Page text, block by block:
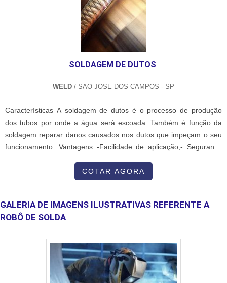
exige um alto nível de especialização técnica, tanto em termos de
produção quanto de segurança, dado o uso intensivo de pressões
e temperaturas extremas em muitos dos equipamentos fabricados.
consultores e solicite um orçamento!.
SOLDAGEM DE DUTOS
WELD / SAO JOSE DOS CAMPOS - SP
Características A soldagem de dutos é o processo de produção
dos tubos por onde a água será escoada. Também é função da
soldagem reparar danos causados nos dutos que impeçam o seu
funcionamento. Vantagens -Facilidade de aplicação,- Segurança
Os dutos podem ser aplicados a diversos segmentos industriais,
COTAR AGORA
GALERIA DE IMAGENS ILUSTRATIVAS REFERENTE A
ROBÔ DE SOLDA